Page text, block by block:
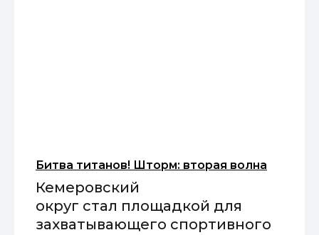
Битва титанов! Шторм: вторая волна
Кемеровский
округ стал площадкой для
захватывающего спортивного